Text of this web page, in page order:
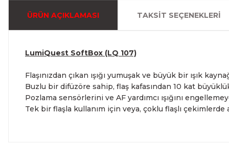
ÜRÜN AÇIKLAMASI TAKSIT SEÇENEKLERI
LumiQuest SoftBox (LQ 107)
Flaşınızdan çıkan ışığı yumuşak ve büyük bir ışık
Buzlu bir difüzöre sahip, flaş kafasından 10 kat
Pozlama sensörlerini ve AF yardımcı ışığını
Tek bir flaşla kullanım için veya, çoklu flaşlı çekimlerde